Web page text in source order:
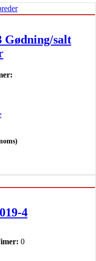
Gødning/salt
4
0